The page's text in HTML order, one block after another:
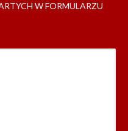
W FORMULARZU